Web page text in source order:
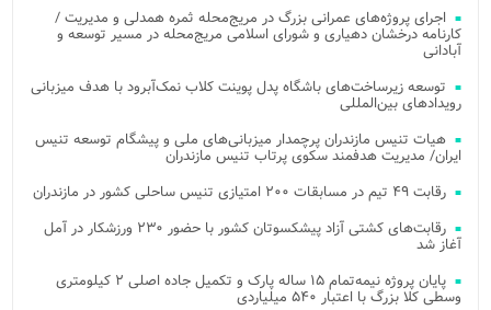
اجرای پروژه‌های عمرانی بزرگ در مریج‌محله ثمره همدلی و مدیریت /
کارنامه درخشان دهیاری و شورای اسلامی مریج‌محله در مسیر توسعه و
آبادانی
توسعه زیرساخت‌های باشگاه پدل پوینت کلاب نمک‌آبرود با هدف میزبانی
رویدادهای بین‌المللی
هیات تنیس مازندران پرچمدار میزبانی‌های ملی و پیشگام توسعه تنیس
ایران/ مدیریت هدفمند سکوی پرتاب تنیس مازندران
رقابت ۴۹ تیم در مسابقات ۲۰۰ امتیازی تنیس ساحلی کشور در مازندران
رقابت‌های کشتی آزاد پیشکسوتان کشور با حضور ۲۳۰ ورزشکار در آمل
آغاز شد
پایان پروژه نیمه‌تمام ۱۵ ساله پارک و تکمیل جاده اصلی ۲ کیلومتری
وسطی کلا بزرگ با اعتبار ۵۴۰ میلیاردی